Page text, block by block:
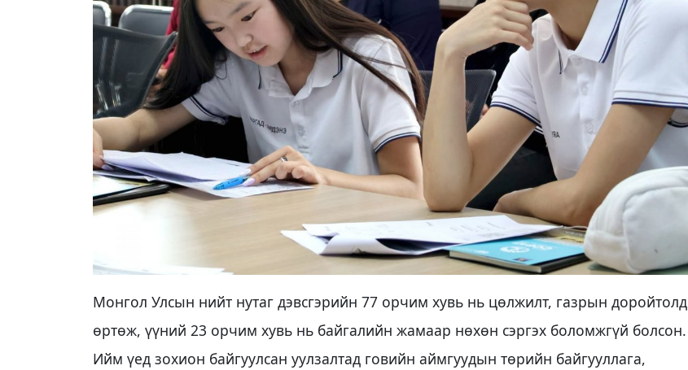
Монгол Улсын нийт нутаг дэвсгэрийн 77 орчим хувь нь цөлжилт, газрын доройтолд
өртөж, үүний 23 орчим хувь нь байгалийн жамаар нөхөн сэргэх боломжгүй болсон.
Ийм үед зохион байгуулсан уулзалтад говийн аймгуудын төрийн байгууллага,